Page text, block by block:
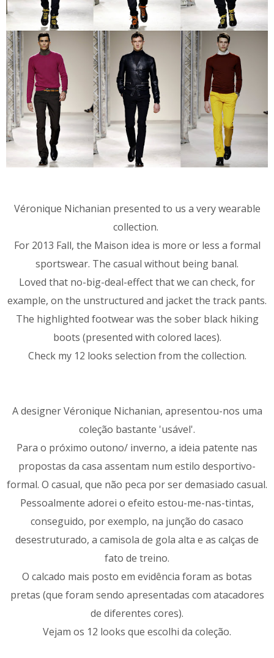
Véronique Nichanian presented to us a very wearable
collection.
For 2013 Fall, the Maison idea is more or less a formal
sportswear. The casual without being banal.
Loved that no-big-deal-effect that we can check, for
example, on the unstructured and jacket the track pants.
The highlighted footwear was the sober black hiking
boots (presented with colored laces).
Check my 12 looks selection from the collection.
A designer Véronique Nichanian, apresentou-nos uma
coleção bastante 'usável'.
Para o próximo outono/ inverno, a ideia patente nas
propostas da casa assentam num estilo desportivo-
formal. O casual, que não peca por ser demasiado casual.
Pessoalmente adorei o efeito estou-me-nas-tintas,
conseguido, por exemplo, na junção do casaco
desestruturado, a camisola de gola alta e as calças de
fato de treino.
O calcado mais posto em evidência foram as botas
pretas (que foram sendo apresentadas com atacadores
de diferentes cores).
Vejam os 12 looks que escolhi da coleção.